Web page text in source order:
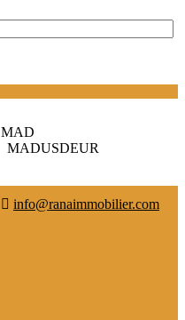
MAD
MADUSDEUR
info@ranaimmobilier.com